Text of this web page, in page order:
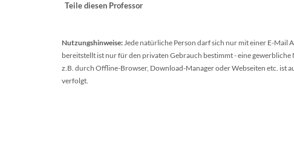
Teile diesen Professor
Nutzungshinweise:Jede natürliche Person darf sich nur mit einer E-Mail
bereitstellt ist nur für den privaten Gebrauch bestimmt - eine
z.B. durch Offline-Browser, Download-Manager oder Webseiten etc. ist
verfolgt.